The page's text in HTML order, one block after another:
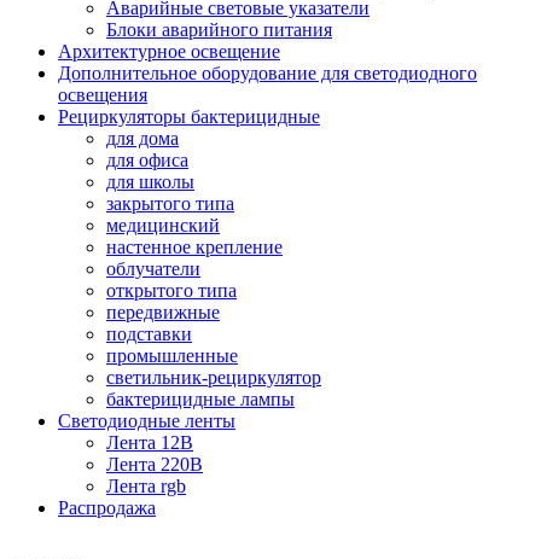
Аварийные световые указатели
Блоки аварийного питания
Архитектурное освещение
Дополнительное оборудование для светодиодного
освещения
Рециркуляторы бактерицидные
для дома
для офиса
для школы
закрытого типа
медицинский
настенное крепление
облучатели
открытого типа
передвижные
подставки
промышленные
светильник-рециркулятор
бактерицидные лампы
Светодиодные ленты
Лента 12В
Лента 220В
Лента rgb
Распродажа